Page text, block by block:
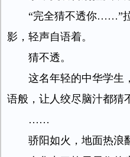
“完全猜不透你……”
影，轻声自语着。
猜不透。
这名年轻的中华学生
语般，让人绞尽脑汁都猜
……
骄阳如火，地面热浪